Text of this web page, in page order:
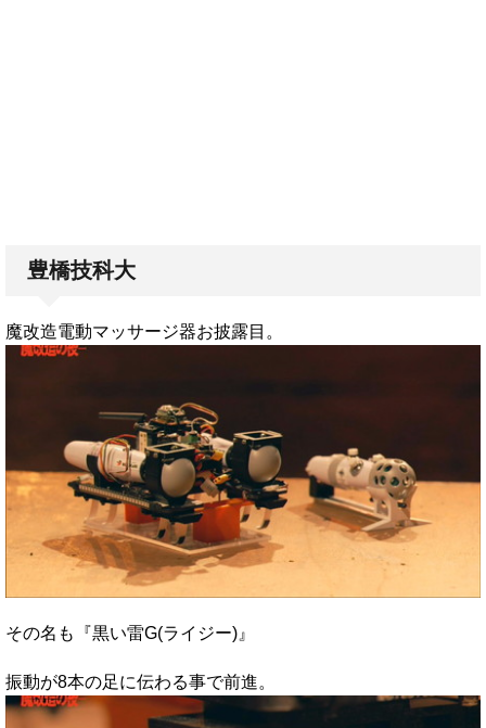
豊橋技科大
魔改造電動マッサージ器お披露目。
その名も『黒い雷G(ライジー)』
振動が8本の足に伝わる事で前進。